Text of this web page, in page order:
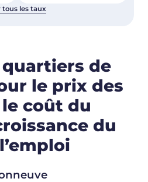
tous les taux
de
le prix des
coût du
du